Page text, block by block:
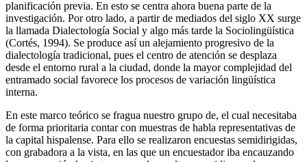
planificación previa. En esto se centra ahora buena parte de la
investigación. Por otro lado, a partir de mediados del siglo XX surge
la llamada Dialectología Social y algo más tarde la Sociolingüística
(Cortés, 1994). Se produce así un alejamiento progresivo de la
dialectología tradicional, pues el centro de atención se desplaza
desde el entorno rural a la ciudad, donde la mayor complejidad del
entramado social favorece los procesos de variación lingüística
interna.
En este marco teórico se fragua nuestro grupo de, el cual necesitaba
de forma prioritaria contar con muestras de habla representativas de
la capital hispalense. Para ello se realizaron encuestas semidirigidas,
con grabadora a la vista, en las que un encuestador iba encauzando